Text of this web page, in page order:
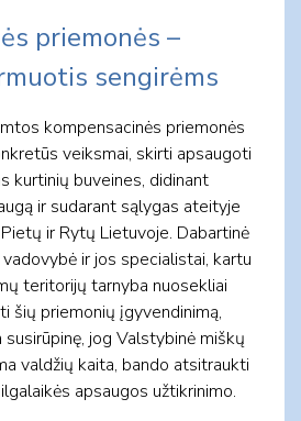
priemonės –
sengirėms
kompensacinės priemonės
veiksmai, skirti apsaugoti
kurtinių buveines, didinant
ir sudarant sąlygas ateityje
ir Rytų Lietuvoje. Dabartinė
ir jos specialistai, kartu
teritorijų tarnyba nuosekliai
šių priemonių įgyvendinimą,
jog Valstybinė miškų
valdžių kaita, bando atsitraukti
apsaugos užtikrinimo.